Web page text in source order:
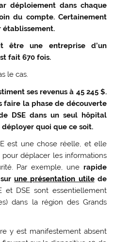
déploiement dans chaque
du compte. Certainement
établissement.
être une entreprise d’un
fait 670 fois.
le cas.
ses revenus à 45 245 $.
faire la phase de découverte
DSE dans un seul hôpital
quoi que ce soit.
est une chose réelle, et elle
déplacer les informations
Par exemple, une rapide
surune présentation utilede
et DSE sont essentiellement
dans la région des Grands
y est manifestement absent